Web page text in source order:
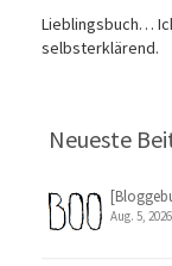
Lieblingsbuch…
selbsterklärend.
Neueste
Aug. 5, 2026